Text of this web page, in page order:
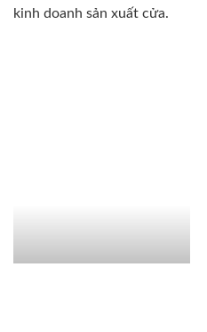
kinh doanh sản xuất cửa.